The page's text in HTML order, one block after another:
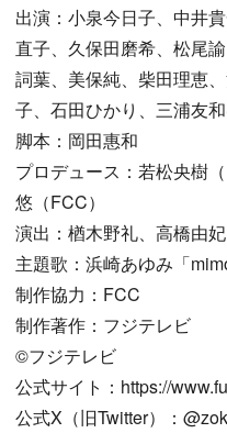
出演：小泉今日子、中井
直子、久保田磨希、松尾
詞葉、美保純、柴田理恵
子、石田ひかり、三浦友
脚本：岡田惠和
プロデュース：若松央樹
悠（FCC）
演出：楢木野礼、高橋由
主題歌：浜崎あゆみ「
制作協力：FCC
制作著作：フジテレビ
©︎フジテレビ
公式サイト：https://
公式X（旧Twitter）：